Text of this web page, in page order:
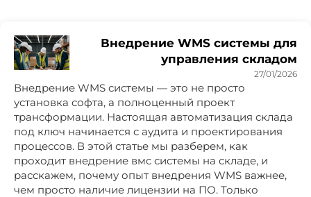
Внедрение WMS системы для
управления складом
27/01/2026
Внедрение WMS системы — это не просто
установка софта, а полноценный проект
трансформации. Настоящая автоматизация склада
под ключ начинается с аудита и проектирования
процессов. В этой статье мы разберем, как
проходит внедрение вмс системы на складе, и
расскажем, почему опыт внедрения WMS важнее,
чем просто наличие лицензии на ПО. Только